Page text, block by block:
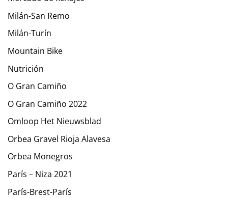
Milán-San Remo
Milán-Turín
Mountain Bike
Nutrición
O Gran Camiño
O Gran Camiño 2022
Omloop Het Nieuwsblad
Orbea Gravel Rioja Alavesa
Orbea Monegros
París – Niza 2021
París-Brest-París